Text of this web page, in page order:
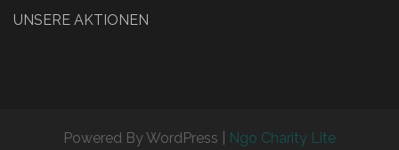
UNSERE AKTIONEN
Powered By WordPress | Ngo Charity Lite